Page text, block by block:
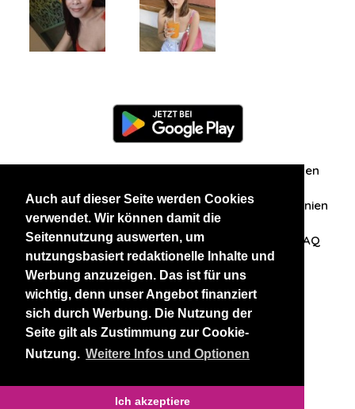
Auch auf dieser Seite werden Cookies
verwendet. Wir können damit die
Seitennutzung auswerten, um
nutzungsbasiert redaktionelle Inhalte und
Werbung anzuzeigen. Das ist für uns
wichtig, denn unser Angebot finanziert
sich durch Werbung. Die Nutzung der
Seite gilt als Zustimmung zur Cookie-
Nutzung. Weitere Infos und Optionen
Ich akzeptiere
Zuschriften/Erfahrungen
Datenschutzerklärung AGB Datenschutzrichtlinien
Nehmen Sie Kontakt mit uns auf FAQ
Unsere anderen Websites
BlackAndBeauties RussianKisses